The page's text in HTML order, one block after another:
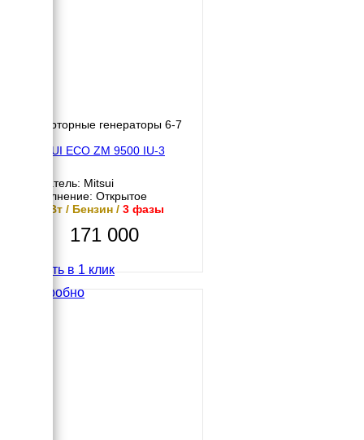
Инверторные генераторы 6-7
MITSUI ECO ZM 9500 IU-3
Двигатель: Mitsui
Исполнение: Открытое
8.5 кВт / Бензин / 3 фазы
171 000
Купить в 1 клик
Подробно